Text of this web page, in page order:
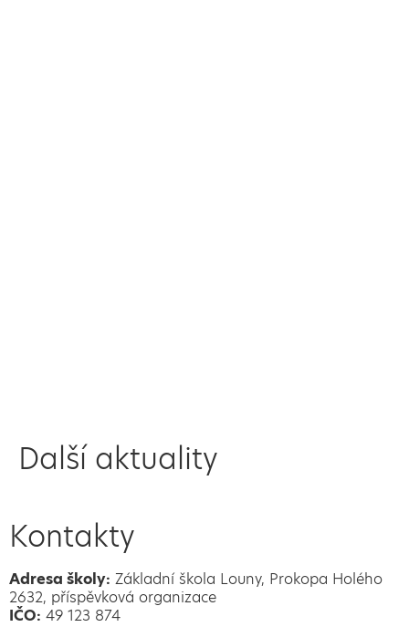
Další aktuality
Kontakty
Adresa školy: Základní škola Louny, Prokopa Holého
2632, příspěvková organizace
IČO: 49 123 874